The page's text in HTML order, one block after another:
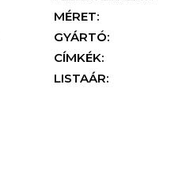
MÉRET:
GYÁRTÓ:
CÍMKÉK:
LISTAÁR: